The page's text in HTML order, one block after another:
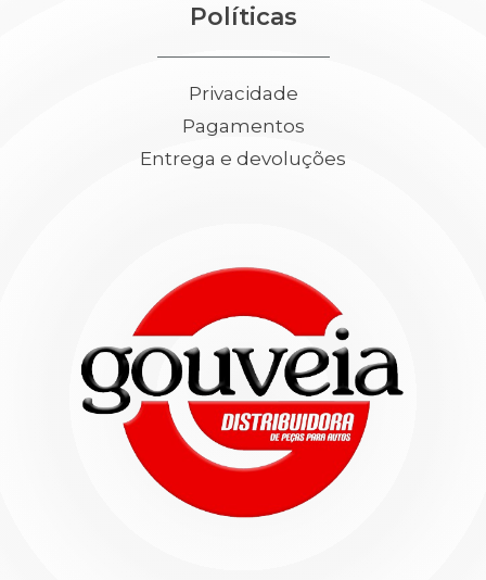
Políticas
Privacidade
Pagamentos
Entrega e devoluções